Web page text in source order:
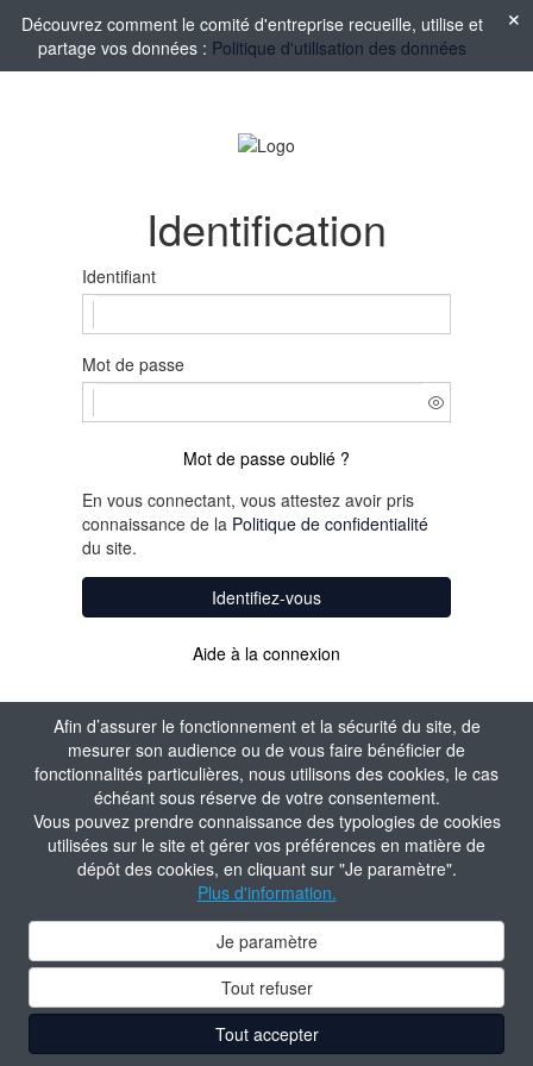
Afin d’assurer le fonctionnement et la sécurité du site, de
mesurer son audience ou de vous faire bénéficier de
fonctionnalités particulières, nous utilisons des cookies, le cas
échéant sous réserve de votre consentement.
Vous pouvez prendre connaissance des typologies de cookies
utilisées sur le site et gérer vos préférences en matière de
dépôt des cookies, en cliquant sur "Je paramètre".
Plus d'information.
Je paramètre
Tout refuser
Tout accepter
Découvrez comment le comité d'entreprise recueille, utilise et
partage vos données : Politique d'utilisation des données
Identification
Identifiant
Mot de passe
Mot de passe oublié ?
En vous connectant, vous attestez avoir pris
connaissance de la Politique de confidentialité
du site.
Identifiez-vous
Aide à la connexion